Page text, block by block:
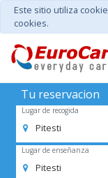
Este sitio utiliza
cookies.
Tu reservacion
Lugar de recogida
Pitesti
Lugar de enseñanza
Pitesti